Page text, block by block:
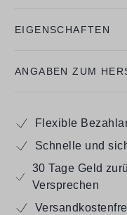
EIGENSCHAFTEN
ANGABEN ZUM
Flexible
Schnelle und
30 Tage Geld
Versprechen